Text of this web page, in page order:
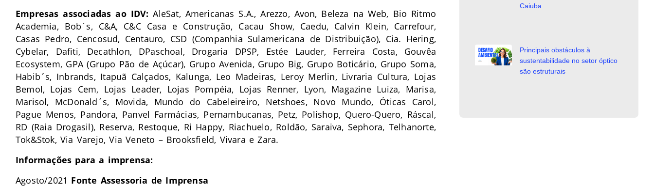
Empresas associadas ao IDV:AleSat, Americanas S.A., Arezzo, Avon, Beleza na Web, Bio Ritmo
Academia, Bob´s, C&A, C&C Casa e Construção, Cacau Show, Caedu, Calvin Klein, Carrefour,
Casas Pedro, Cencosud, Centauro, CSD (Companhia Sulamericana de Distribuição), Cia. Hering,
Cybelar, Dafiti, Decathlon, DPaschoal, Drogaria DPSP, Estée Lauder, Ferreira Costa, Gouvêa
Ecosystem, GPA (Grupo Pão de Açúcar), Grupo Avenida, Grupo Big, Grupo Boticário, Grupo Soma,
Habib´s, Inbrands, Itapuã Calçados, Kalunga, Leo Madeiras, Leroy Merlin, Livraria Cultura, Lojas
Bemol, Lojas Cem, Lojas Leader, Lojas Pompéia, Lojas Renner, Lyon, Magazine Luiza, Marisa,
Marisol, McDonald´s, Movida, Mundo do Cabeleireiro, Netshoes, Novo Mundo, Óticas Carol,
Pague Menos, Pandora, Panvel Farmácias, Pernambucanas, Petz, Polishop, Quero-Quero, Ráscal,
RD (Raia Drogasil), Reserva, Restoque, Ri Happy, Riachuelo, Roldão, Saraiva, Sephora, Telhanorte,
Tok&Stok, Via Varejo, Via Veneto – Brooksfield, Vivara e Zara.
Informações para a imprensa:
Agosto/2021 Fonte Assessoria de Imprensa
Caiuba
Principais obstáculos à
sustentabilidade no setor óptico
são estruturais